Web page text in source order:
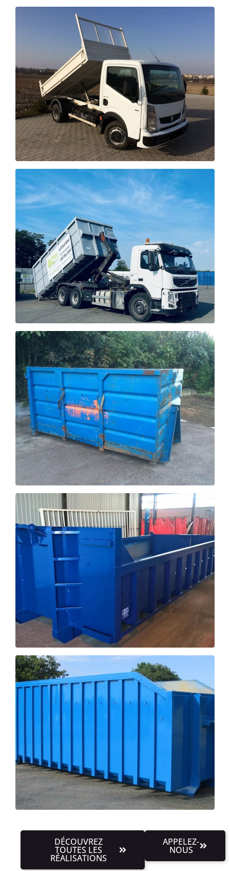
DÉCOUVREZ
TOUTES LES
RÉALISATIONS
APPELEZ-
NOUS